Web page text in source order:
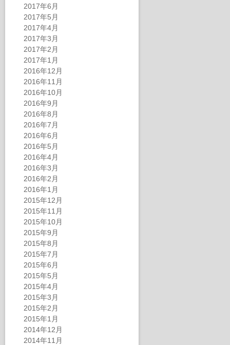
2017年6月
2017年5月
2017年4月
2017年3月
2017年2月
2017年1月
2016年12月
2016年11月
2016年10月
2016年9月
2016年8月
2016年7月
2016年6月
2016年5月
2016年4月
2016年3月
2016年2月
2016年1月
2015年12月
2015年11月
2015年10月
2015年9月
2015年8月
2015年7月
2015年6月
2015年5月
2015年4月
2015年3月
2015年2月
2015年1月
2014年12月
2014年11月